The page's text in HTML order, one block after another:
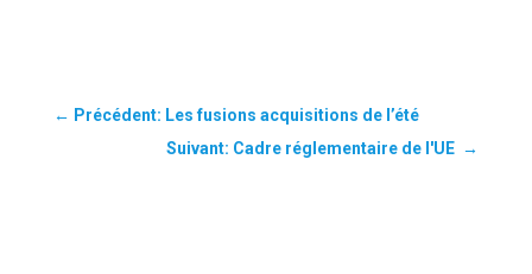
← Précédent: Les fusions acquisitions de l’été
Suivant: Cadre réglementaire de l'UE →